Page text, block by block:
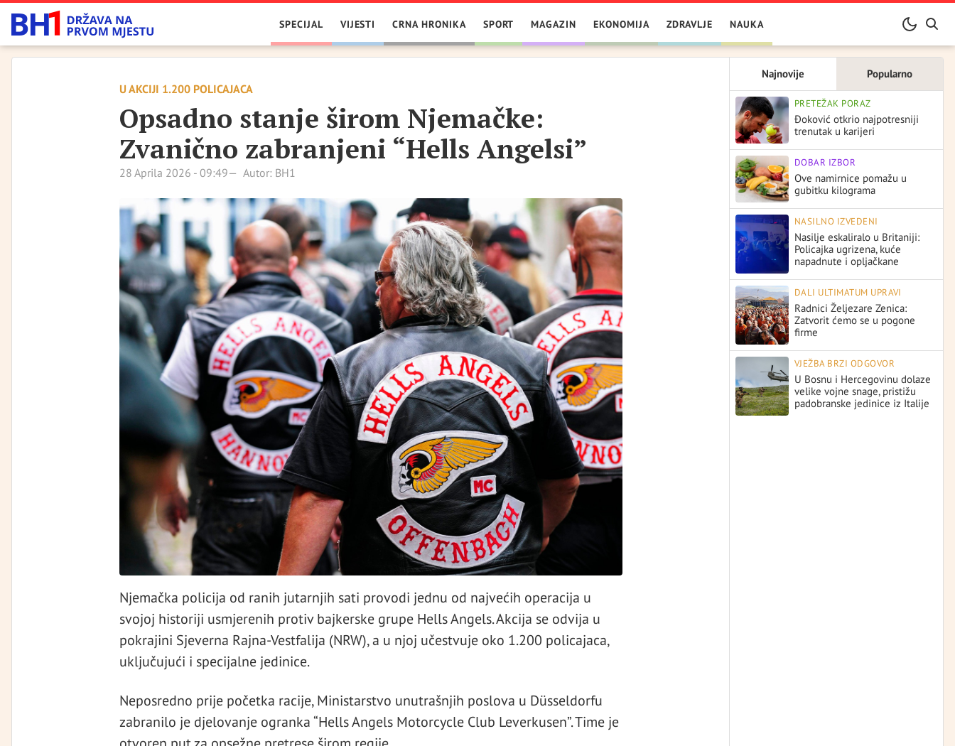
SPECIJAL VIJESTI CRNA HRONIKA SPORT MAGAZIN EKONOMIJA ZDRAVLJE NAUKA
U AKCIJI 1.200 POLICAJACA
Opsadno stanje širom Njemačke:
Zvanično zabranjeni “Hells Angelsi”
28 Aprila 2026 - 09:49 Autor: BH1
Njemačka policija od ranih jutarnjih sati provodi jednu od najvećih operacija u
svojoj historiji usmjerenih protiv bajkerske grupe Hells Angels. Akcija se odvija u
pokrajini Sjeverna Rajna-Vestfalija (NRW), a u njoj učestvuje oko 1.200 policajaca,
uključujući i specijalne jedinice.
Neposredno prije početka racije, Ministarstvo unutrašnjih poslova u Düsseldorfu
zabranilo je djelovanje ogranka “Hells Angels Motorcycle Club Leverkusen”. Time je
Najnovije Popularno
PRETEŽAK PORAZ
Đoković otkrio najpotresniji
trenutak u karijeri
DOBAR IZBOR
Ove namirnice pomažu u
gubitku kilograma
NASILNO IZVEDENI
Nasilje eskaliralo u Britaniji:
Policajka ugrizena, kuće
napadnute i opljačkane
DALI ULTIMATUM UPRAVI
Radnici Željezare Zenica:
Zatvorit ćemo se u pogone
firme
VJEŽBA BRZI ODGOVOR
U Bosnu i Hercegovinu dolaze
velike vojne snage, pristižu
padobranske jedinice iz Italije